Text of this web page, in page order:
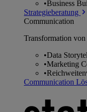
•Business
Strategieberatung
Communication
Transformation
•Data
•Marketing
•
Communication